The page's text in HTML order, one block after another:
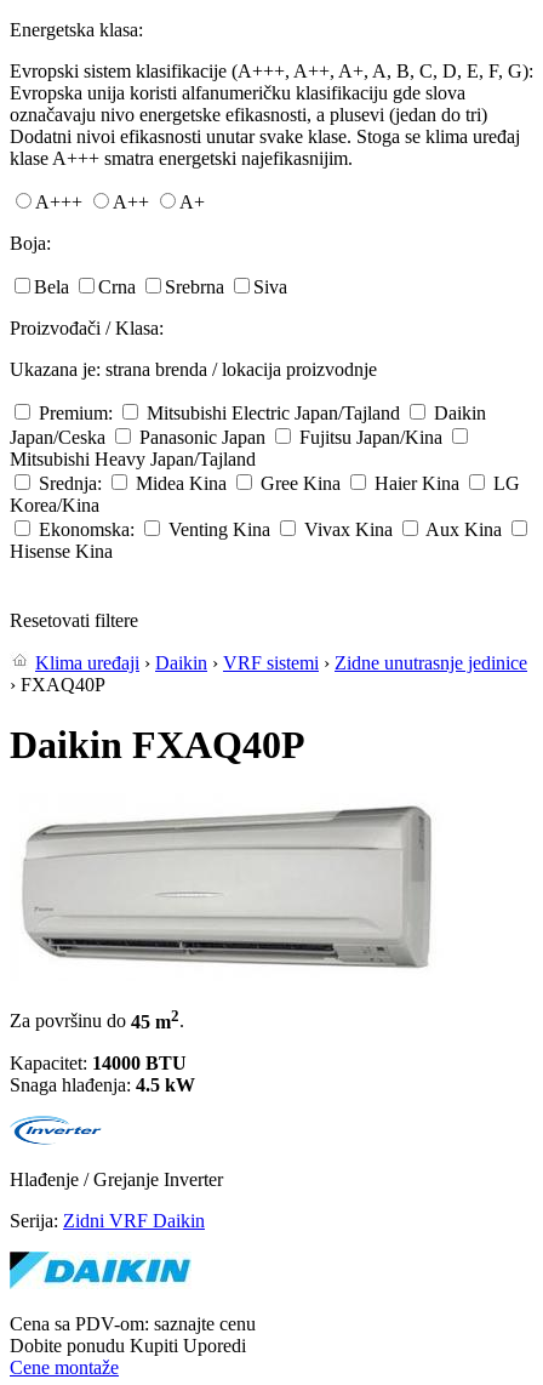
Energetska klasa:
Evropski sistem klasifikacije (A+++, A++, A+, A, B, C, D, E, F, G):
Evropska unija koristi alfanumeričku klasifikaciju gde slova
označavaju nivo energetske efikasnosti, a plusevi (jedan do tri)
Dodatni nivoi efikasnosti unutar svake klase. Stoga se klima uređaj
klase A+++ smatra energetski najefikasnijim.
A+++ A++
A+
Boja:
Bela Crna Srebrna
Siva
Proizvođači / Klasa:
Ukazana je: strana brenda / lokacija proizvodnje
Premium: Mitsubishi Electric Japan/Tajland
Daikin
Japan/Ceska
Panasonic Japan Fujitsu Japan/Kina
Mitsubishi Heavy Japan/Tajland
Srednja:
Midea Kina Gree Kina Haier Kina
LG
Korea/Kina
Ekonomska:
Venting Kina Vivax Kina Aux Kina
Hisense Kina
Resetovati filtere
Klima uređaji › Daikin › VRF sistemi › Zidne unutrasnje jedinice
› FXAQ40P
Daikin FXAQ40P
Za površinu do 45 m2.
Kapacitet: 14000 BTU
Snaga hlađenja: 4.5 kW
Hlađenje / Grejanje Inverter
Serija: Zidni VRF Daikin
Cena sa PDV-om: saznajte cenu
Dobite ponudu Kupiti Uporedi
Cene montaže